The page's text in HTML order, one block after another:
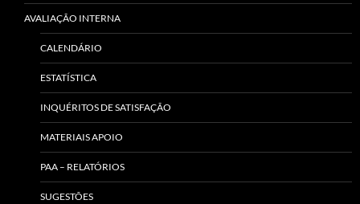
AVALIAÇÃO INTERNA
CALENDÁRIO
ESTATÍSTICA
INQUÉRITOS DE SATISFAÇÃO
MATERIAIS APOIO
PAA – RELATÓRIOS
SUGESTÕES